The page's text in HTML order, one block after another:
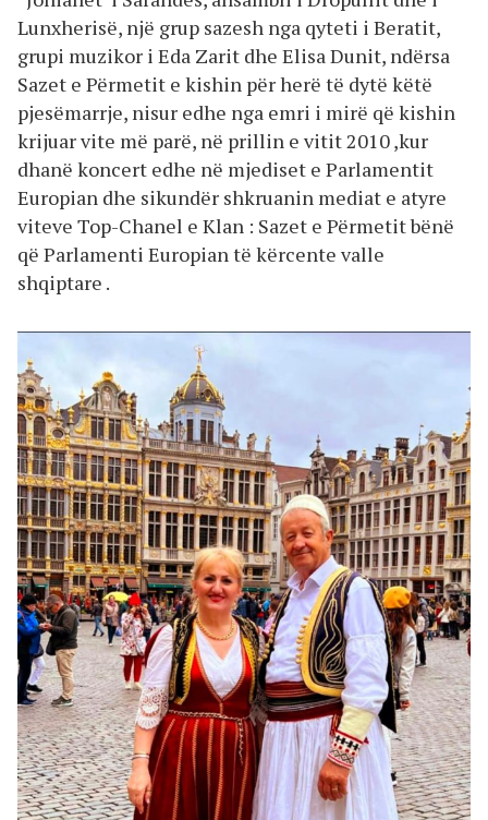
Lunxherisë, një grup sazesh nga qyteti i Beratit,
grupi muzikor i Eda Zarit dhe Elisa Dunit, ndërsa
Sazet e Përmetit e kishin për herë të dytë këtë
pjesëmarrje, nisur edhe nga emri i mirë që kishin
krijuar vite më parë, në prillin e vitit 2010 ,kur
dhanë koncert edhe në mjediset e Parlamentit
Europian dhe sikundër shkruanin mediat e atyre
viteve Top-Chanel e Klan : Sazet e Përmetit bënë
që Parlamenti Europian të kërcente valle
shqiptare .